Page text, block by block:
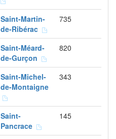
Saint-Martin-
de-Ribérac
735
Saint-Méard-
de-Gurçon
820
Saint-Michel-
de-Montaigne
343
Saint-
Pancrace
145